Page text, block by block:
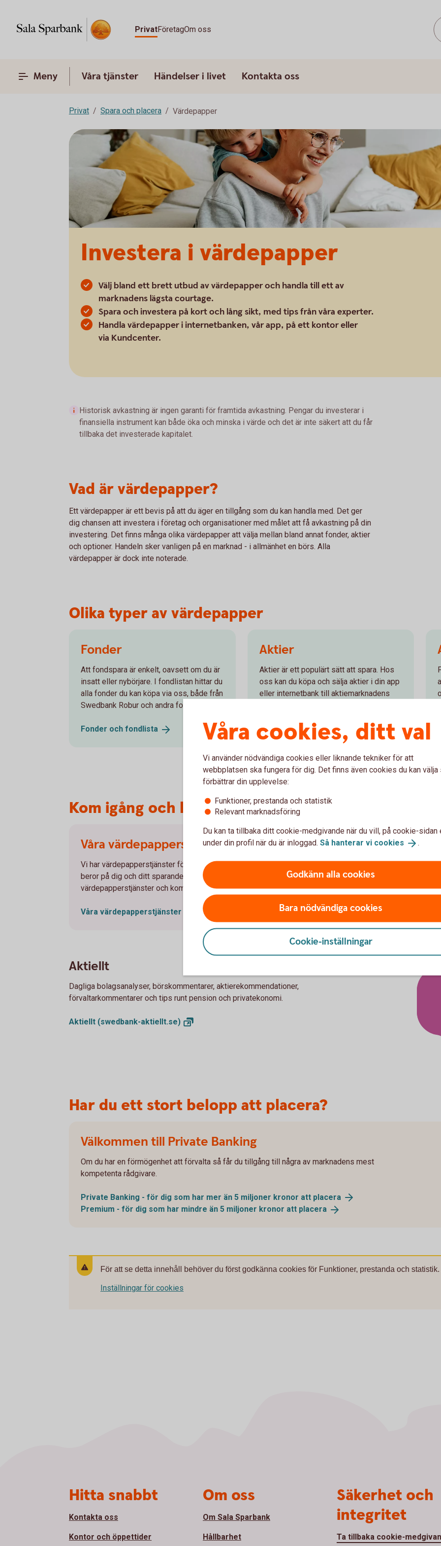
PrivatFöretagOm oss
Meny Våra tjänster Händelser i livet Kontakta oss
Privat Spara och placera Värdepapper
Investera i värdepapper
Välj bland ett brett utbud av värdepapper och handla till ett av
marknadens lägsta courtage.
Spara och investera på kort och lång sikt, med tips från våra experter.
Handla värdepapper i internetbanken, vår app, på ett kontor eller
via Kundcenter.
Historisk avkastning är ingen garanti för framtida avkastning. Pengar du investerar i
finansiella instrument kan både öka och minska i värde och det är inte säkert att du får
tillbaka det investerade kapitalet.
Vad är värdepapper?
Ett värdepapper är ett bevis på att du äger en tillgång som du kan handla med. Det ger
dig chansen att investera i företag och organisationer med målet att få avkastning på din
investering. Det finns många olika värdepapper att välja mellan bland annat fonder, aktier
och optioner. Handeln sker vanligen på en marknad - i allmänhet en börs. Alla
värdepapper är dock inte noterade.
Olika typer av värdepapper
Fonder
Att fondspara är enkelt, oavsett om du är
insatt eller nybörjare. I fondlistan hittar du
alla fonder du kan köpa via oss, både från
Swedbank Robur och andra fondbolag.
Fonder och fondlista
Aktier
Aktier är ett populärt sätt att spara. Hos
oss kan du köpa och sälja aktier i din app
eller internetbank till aktiemarknadens
Aktier ochaktiehandel
Kom igång och handla
Våra värdepapperstjänster
Vi har värdepapperstjänster för olika behov. Vilken som passar dig
beror på dig och ditt sparande. Läs mer om våra
värdepapperstjänster och kom igång.
Våra värdepapperstjänster
Så handlar du
Du kan köpa värdepapper
enkelt i internetbanken
kundcenter eller besöka ett
Så handlar du
Aktiellt
Dagliga bolagsanalyser, börskommentarer, aktierekommendationer,
förvaltarkommentarer och tips runt pension och privatekonomi.
Aktiellt (swedbank-aktiellt.se)
Har du ett stort belopp att placera?
Välkommen till Private Banking
Om du har en förmögenhet att förvalta så får du tillgång till några av marknadens mest
kompetenta rådgivare.
Private Banking - för dig som har mer än 5 miljoner kronor att placera
Premium - för dig som har mindre än 5 miljoner kronor att placera
För att se detta innehåll behöver du först godkänna cookies för Funktioner, prestanda och statistik.
Inställningar för cookies
Våra cookies, ditt val
Vi använder nödvändiga cookies eller liknande tekniker för att
webbplatsen ska fungera för dig. Det finns även cookies du kan välja
förbättrar din upplevelse:
Funktioner, prestanda och statistik
Relevant marknadsföring
Du kan ta tillbaka ditt cookie-medgivande när du vill, på cookie-sidan
under din profil när du är inloggad. Så hanterar vi cookies .
Godkänn alla cookies
Bara nödvändiga cookies
Cookie-inställningar
Hitta snabbt
Kontakta oss
Kontor och öppettider
Om oss
Om Sala Sparbank
Hållbarhet
Säkerhet och
integritet
Ta tillbaka cookie-